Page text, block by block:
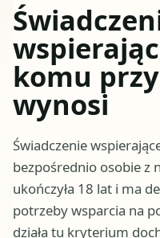
komu
wynosi
Świadczenie
bezpośrednio osobie z
ukończyła 18 lat i ma
potrzeby wsparcia na
działa tu kryterium